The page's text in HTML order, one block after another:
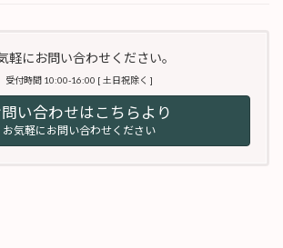
軽にお問い合わせください。
受付時間 10:00-16:00 [ 土日祝除く ]
い合わせはこちらより
お気軽にお問い合わせください